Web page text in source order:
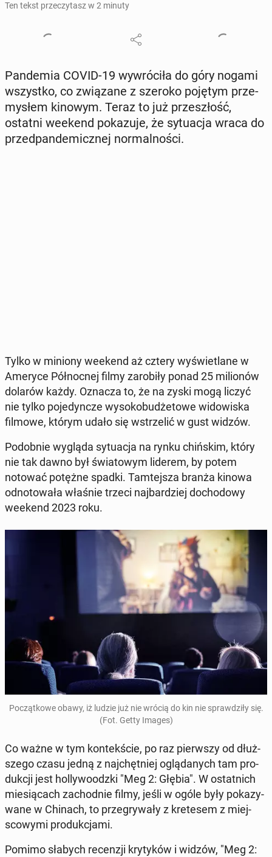
Ten tekst przeczytasz w 2 minuty
Pan­de­mia COVID-19 wy­wró­ci­ła do góry nogami
wszyst­ko, co zwią­za­ne z szeroko pojętym prze­
my­słem kinowym. Teraz to już prze­szłość,
ostatni weekend po­ka­zu­je, że sy­tu­acja wraca do
przed­pan­de­micz­nej nor­mal­no­ści.
Tylko w miniony weekend aż cztery wy­świe­tla­ne w
Ameryce Pół­noc­nej filmy za­ro­bi­ły ponad 25 mi­lio­nów
dolarów każdy. Oznacza to, że na zyski mogą liczyć
nie tylko po­je­dyn­cze wy­so­ko­bu­dże­to­we wi­do­wi­ska
filmowe, którym udało się wstrze­lić w gust widzów.
Po­dob­nie wygląda sy­tu­acja na rynku chiń­skim, który
nie tak dawno był świa­to­wym liderem, by potem
notować potężne spadki. Tam­tej­sza branża kinowa
od­no­to­wa­ła właśnie trzeci naj­bar­dziej do­cho­do­wy
weekend 2023 roku.
Po­cząt­ko­we obawy, iż ludzie już nie wrócią do kin nie spraw­dzi­ły się.
(Fot. Getty Images)
Co ważne w tym kon­tek­ście, po raz pierw­szy od dłuż­
sze­go czasu jedną z naj­chęt­niej oglą­da­nych tam pro­
duk­cji jest hol­ly­wo­odz­ki "Meg 2: Głębia". W ostat­nich
mie­sią­cach za­chod­nie filmy, jeśli w ogóle były po­ka­zy­
wa­ne w Chinach, to prze­gry­wa­ły z kre­te­sem z miej­
sco­wy­mi pro­duk­cja­mi.
Pomimo słabych re­cen­zji kry­ty­ków i widzów, "Meg 2: